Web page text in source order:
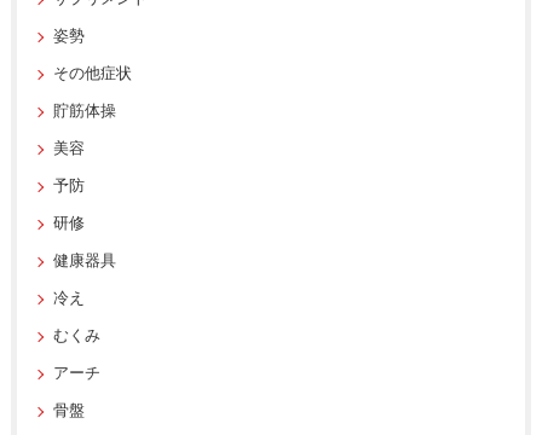
姿勢
その他症状
貯筋体操
美容
予防
研修
健康器具
冷え
むくみ
アーチ
骨盤